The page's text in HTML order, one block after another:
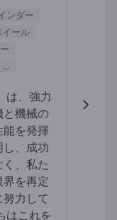
ンダー
イール
...
は、強力
と機械の
能を発揮
し、成功
、私た
を再定
力して
はこれを